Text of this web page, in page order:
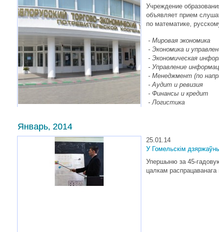
Учреждение
объявляет прием
по математике,
- Мировая экономика
- Экономика и
- Экономическая
- Управление
- Менеджмент (по
- Аудит и ревизия
- Финансы и кредит
- Логистика
-Товароведение и торговое предпринимательство
-Бухгалтерский учет, анализ и аудит (по направлениям)
Январь, 2014
25.01.14
У Гомельскім
Упершыню за 45-
цалкам